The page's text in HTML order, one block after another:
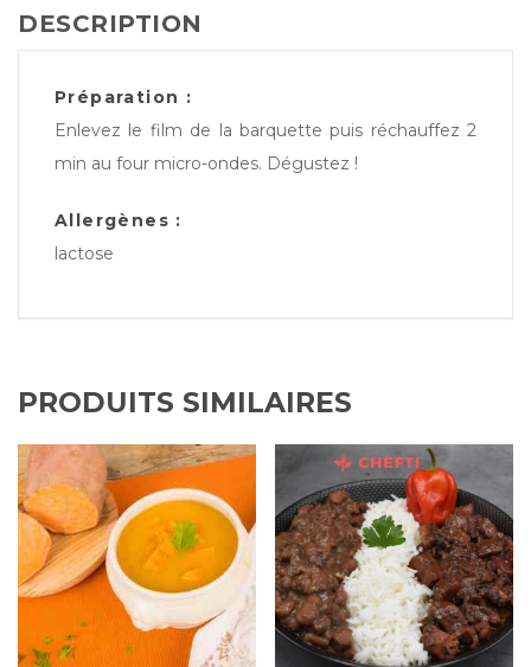
DESCRIPTION
Préparation :
Enlevez le film de la barquette puis réchauffez 2
min au four micro-ondes. Dégustez !
Allergènes :
lactose
PRODUITS SIMILAIRES